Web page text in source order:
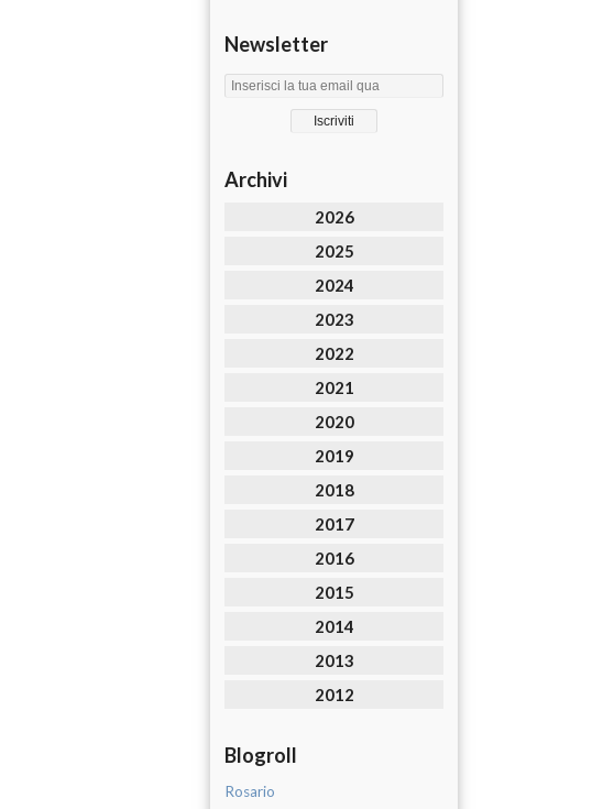
Newsletter
Archivi
2026
2025
2024
2023
2022
2021
2020
2019
2018
2017
2016
2015
2014
2013
2012
Blogroll
Rosario